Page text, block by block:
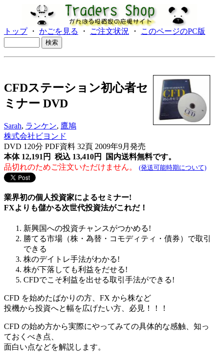
トップ・ かごを見る ・ ご注文状況 ・ このページのPC版
CFDステーション初心者セ
ミナー DVD
Sarah, ランケン, 鷹鳩
株式会社ビヨンド
DVD 120分 PDF資料 32頁 2009年9月発売
本体 12,191円 税込 13,410円
国内送料無料です。
品切れのためご注文いただけません。
(発送可能時期について)
業界初の個人投資家によるセミナー!
FXよりも儲かる次世代投資法がこれだ！
新興国への投資チャンスがつかめる!
勝てる市場（株・為替・コモディティ・債券）で取引
できる
株のデイトレ手法がわかる!
株が下落しても利益をだせる!
CFDでこそ利益を出せる取引手法ができる!
CFD を始めたばかりの方、FX から株など
投機から投資へと幅を広げたい方、必見！！！
CFD の始め方から実際にやってみての具体的な感触、知っ
ておくべき点、
面白い点などを解説します。